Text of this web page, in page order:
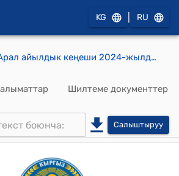
KG RU
Кең-Арал айылдык кеңеши 2024-жылдын 20-февралындагы № 19 "Сыйлоо жөнүндө" токтому
Шилтеме документтер
Салыштыруу